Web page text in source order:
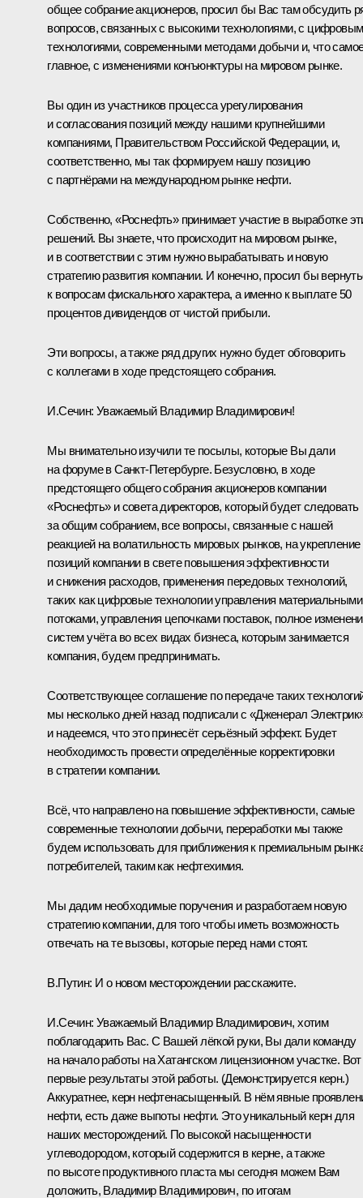
общее собрание акционеров, просил бы Вас там обсудить
вопросов, связанных с высокими технологиями, с
технологиями, современными методами добычи и, что
главное, с изменениями конъюнктуры на мировом рынке.
Вы один из участников процесса урегулирования
и согласования позиций между нашими крупнейшими
компаниями, Правительством Российской Федерации, и,
соответственно, мы так формируем нашу позицию
с партнёрами на международном рынке нефти.
Собственно, «Роснефть» принимает участие в выработке
решений. Вы знаете, что происходит на мировом рынке,
и в соответствии с этим нужно вырабатывать и новую
стратегию развития компании. И конечно, просил бы
к вопросам фискального характера, а именно к выплате 50
процентов дивидендов от чистой прибыли.
Эти вопросы, а также ряд других нужно будет обговорить
с коллегами в ходе предстоящего собрания.
И.Сечин: Уважаемый Владимир Владимирович!
Мы внимательно изучили те посылы, которые Вы дали
на форуме в Санкт-Петербурге. Безусловно, в ходе
предстоящего общего собрания акционеров компании
«Роснефть» и совета директоров, который будет следовать
за общим собранием, все вопросы, связанные с нашей
реакцией на волатильность мировых рынков, на укрепление
позиций компании в свете повышения эффективности
и снижения расходов, применения передовых технологий,
таких как цифровые технологии управления материальными
потоками, управления цепочками поставок, полное
систем учёта во всех видах бизнеса, которым занимается
компания, будем предпринимать.
Соответствующее соглашение по передаче таких
мы несколько дней назад подписали с «Дженерал
и надеемся, что это принесёт серьёзный эффект. Будет
необходимость провести определённые корректировки
в стратегии компании.
Всё, что направлено на повышение эффективности, самые
современные технологии добычи, переработки мы также
будем использовать для приближения к премиальным
потребителей, таким как нефтехимия.
Мы дадим необходимые поручения и разработаем новую
стратегию компании, для того чтобы иметь возможность
отвечать на те вызовы, которые перед нами стоят.
В.Путин: И о новом месторождении расскажите.
И.Сечин: Уважаемый Владимир Владимирович, хотим
поблагодарить Вас. С Вашей лёгкой руки, Вы дали команду
на начало работы на Хатангском лицензионном участке. Вот
первые результаты этой работы. (Демонстрируется керн.)
Аккуратнее, керн нефтенасыщенный. В нём явные
нефти, есть даже выпоты нефти. Это уникальный керн для
наших месторождений. По высокой насыщенности
углеводородом, который содержится в керне, а также
по высоте продуктивного пласта мы сегодня можем Вам
доложить, Владимир Владимирович, по итогам